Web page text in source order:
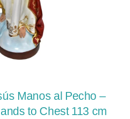
Manos al Pecho –
to Chest 113 cm